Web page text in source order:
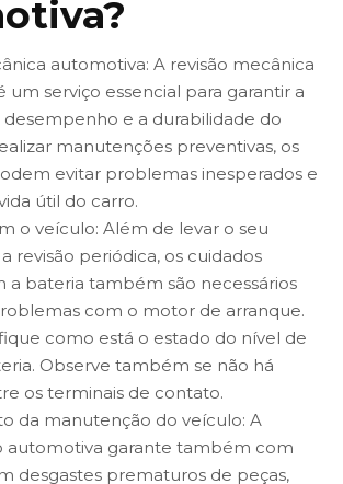
automotiva: A revisão mecânica
um serviço essencial para garantir a
desempenho e a durabilidade do
manutenções preventivas, os
evitar problemas inesperados e
útil do carro.
o veículo: Além de levar o seu
revisão periódica, os cuidados
a bateria também são necessários
com o motor de arranque.
como está o estado do nível de
Observe também se não há
os terminais de contato.
da manutenção do veículo: A
automotiva garante também com
desgastes prematuros de peças,